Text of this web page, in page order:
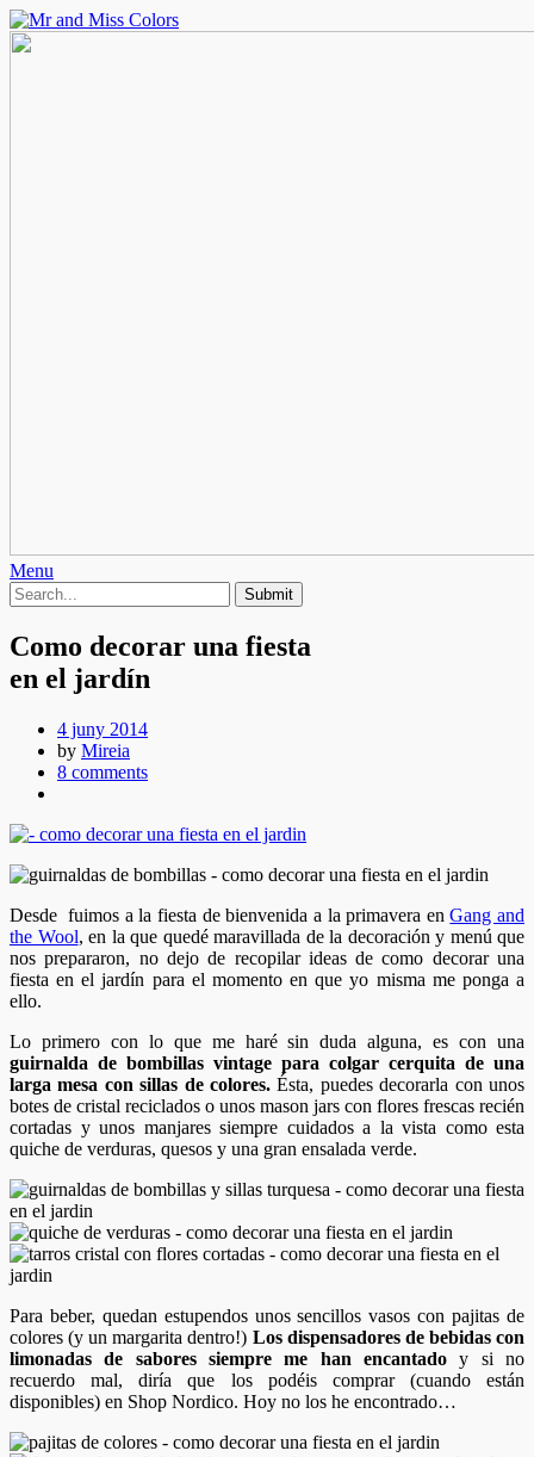
Menu
Como decorar una fiesta
en el jardín
4 juny 2014
by Mireia
8 comments
Desde fuimos a la fiesta de bienvenida a la primavera enGang and
the Wool, en la que quedé maravillada de la decoración y menú que
nos prepararon, no dejo de recopilar ideas de como decorar una
fiesta en el jardín para el momento en que yo misma me ponga a
ello.
Lo primero con lo que me haré sin duda alguna, es con una
guirnalda de bombillas vintage para colgar cerquita de una
larga mesa con sillas de colores. Ésta, puedes decorarla con unos
botes de cristal reciclados o unos mason jars con flores frescas recién
cortadas y unos manjares siempre cuidados a la vista como esta
quiche de verduras, quesos y una gran ensalada verde.
Para beber, quedan estupendos unos sencillos vasos con pajitas de
colores (y un margarita dentro!) Los dispensadores de bebidas con
limonadas de sabores siempre me han encantado y si no
recuerdo mal, diría que los podéis comprar (cuando están
disponibles) en Shop Nordico. Hoy no los he encontrado…